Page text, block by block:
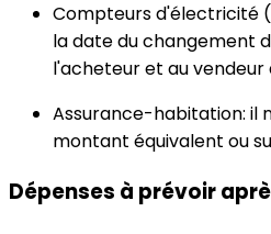
Compteurs d'électricité
la date du changement
l'acheteur et au
Assurance-habitation: il
montant équivalent ou
Dépenses à prévoir